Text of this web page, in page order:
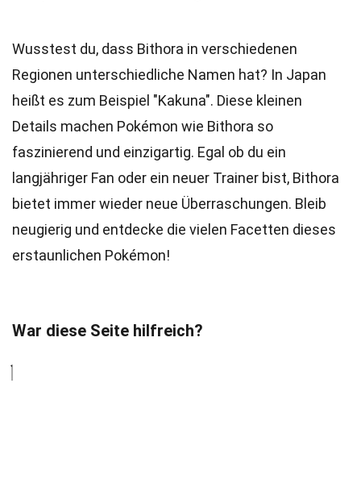
Wusstest du, dass Bithora in verschiedenen
Regionen unterschiedliche Namen hat? In Japan
heißt es zum Beispiel "Kakuna". Diese kleinen
Details machen Pokémon wie Bithora so
faszinierend und einzigartig. Egal ob du ein
langjähriger Fan oder ein neuer Trainer bist, Bithora
bietet immer wieder neue Überraschungen. Bleib
neugierig und entdecke die vielen Facetten dieses
erstaunlichen Pokémon!
War diese Seite hilfreich?